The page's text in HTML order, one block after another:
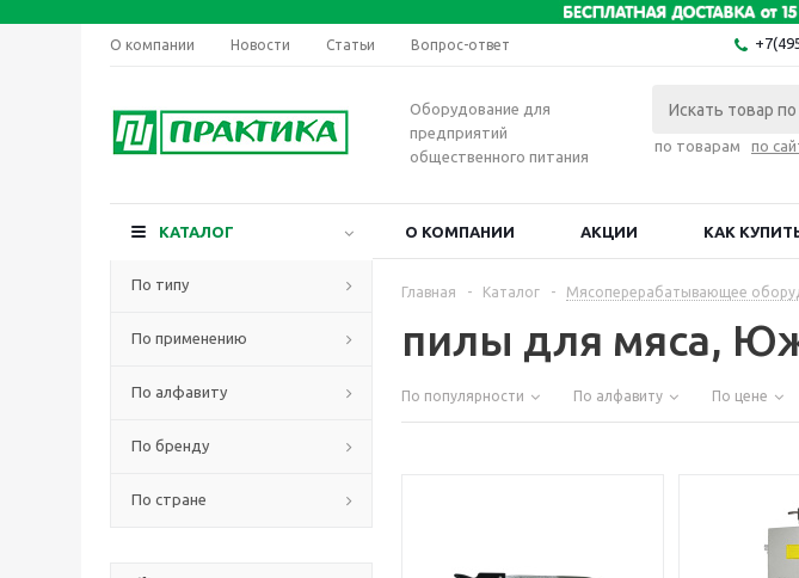
О компании Новости Статьи Вопрос-ответ
Оборудование для
предприятий
общественного питания
по товарам по
КАТАЛОГ О КОМПАНИИ АКЦИИ КАК
По типу
По применению
По алфавиту
По бренду
По стране
Главная - Каталог - Мясоперерабатывающее
пилы для мяса,
По популярности По алфавиту По цене